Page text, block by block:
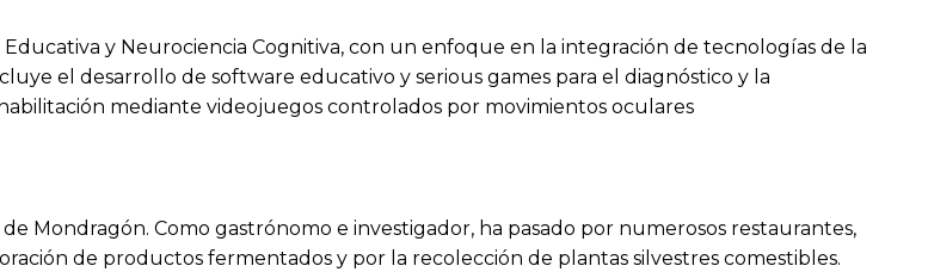
y Neurociencia Cognitiva, con un enfoque en la integración de tecnologías de la
el desarrollo de software educativo y serious games para el diagnóstico y la
mediante videojuegos controlados por movimientos oculares
Mondragón. Como gastrónomo e investigador, ha pasado por numerosos restaurantes,
de productos fermentados y por la recolección de plantas silvestres comestibles.